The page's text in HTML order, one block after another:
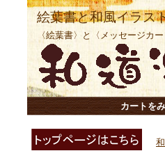
絵葉書と和風イラス
〈絵葉書〉と〈メッセージカ
カートを